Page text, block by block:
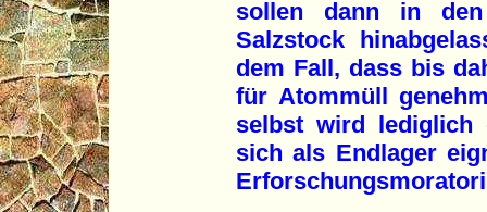
sollen dann in den
Salzstock
dem Fall, dass bis
für Atommüll
selbst wird lediglich
sich als Endlager